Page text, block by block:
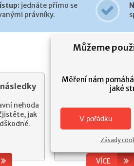
Můžeme
Měření nám
jaké
V pořádku
Zásady
jednáte přímo se
právníky.
Co
nehoda
jak
Úmrtí
nehodě někoho
Získejte rychle
VÍCE